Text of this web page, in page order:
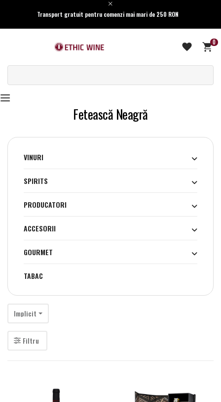
Transport gratuit pentru comenzi mai mari de 250 RON
0
Fetească Neagră
VINURI
SPIRITS
PRODUCATORI
ACCESORII
GOURMET
TABAC
Implicit
Filtru